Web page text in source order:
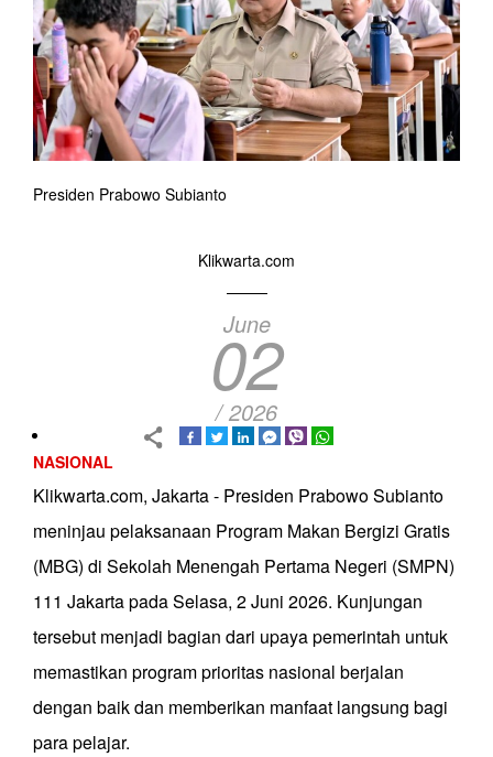
Presiden Prabowo Subianto
Klikwarta.com
June
02
/ 2026
NASIONAL
Klikwarta.com, Jakarta - Presiden Prabowo Subianto
meninjau pelaksanaan Program Makan Bergizi Gratis
(MBG) di Sekolah Menengah Pertama Negeri (SMPN)
111 Jakarta pada Selasa, 2 Juni 2026. Kunjungan
tersebut menjadi bagian dari upaya pemerintah untuk
memastikan program prioritas nasional berjalan
dengan baik dan memberikan manfaat langsung bagi
para pelajar.